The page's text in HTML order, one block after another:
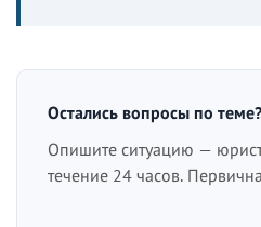
Остались вопросы по теме?
Опишите ситуацию —
течение 24 часов.